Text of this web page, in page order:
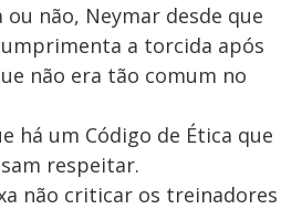
ou não, Neymar desde que
a torcida após
não era tão comum no
há um Código de Ética que
respeitar.
não criticar os treinadores